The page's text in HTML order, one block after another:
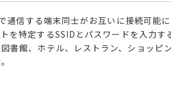
信する端末同士がお互いに接続可能
を特定するSSIDとパスワードを入力す
書館、ホテル、レストラン、ショッピ